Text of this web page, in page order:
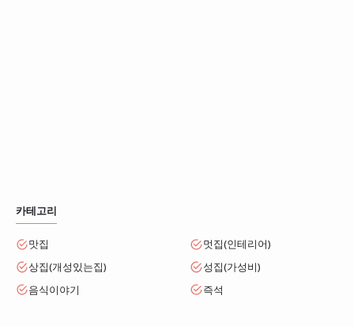
카테고리
맛집
멋집(인테리어)
상집(개성있는집)
성집(가성비)
음식이야기
즉석